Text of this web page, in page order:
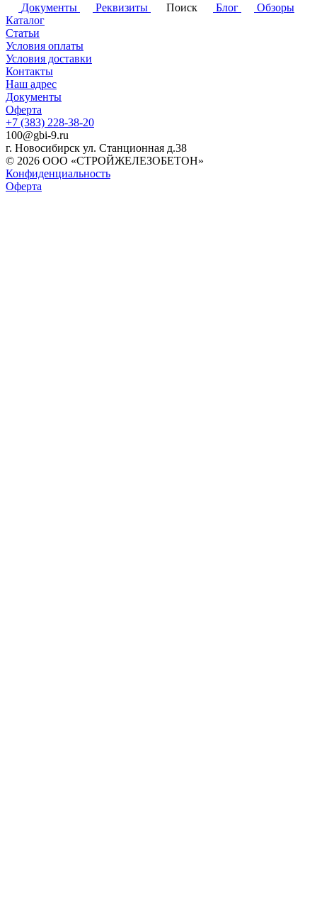
Документы
Реквизиты Поиск Блог
Обзоры
Каталог
Статьи
Условия оплаты
Условия доставки
Контакты
Наш адрес
Документы
Оферта
+7 (383) 228-38-20
100@gbi-9.ru
г. Новосибирск ул. Станционная д.38
© 2026 ООО «СТРОЙЖЕЛЕЗОБЕТОН»
Конфиденциальность
Оферта